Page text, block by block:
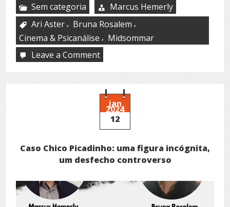
Sem categoria
Marcus Hemerly
Ari Aster , Bruna Rosalem ,
Cinema & Psicanálise , Midsommar
Leave a Commenton
horror,
folie
à
plusieurs
jan
2024
12
Caso Chico Picadinho: uma figura incógnita,
um desfecho controverso